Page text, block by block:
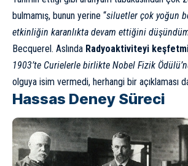
bulmamış, bunun yerine “siluetler çok yoğun
etkinliğin karanlıkta devam ettiğini
Becquerel. Aslında Radyoaktiviteyi
1903’te Curielerle birlikte Nobel Fizik
olguya isim vermedi, herhangi bir açıklaması
Hassas Deney Süreci